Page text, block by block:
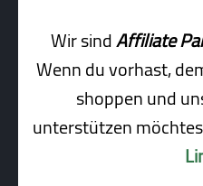
Wir sindAffiliate
Wenn du vorhast,
shoppen und
unterstützen